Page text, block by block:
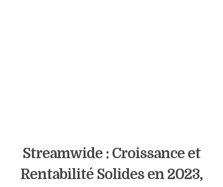
Streamwide : Croissance et
Rentabilité Solides en 2023,